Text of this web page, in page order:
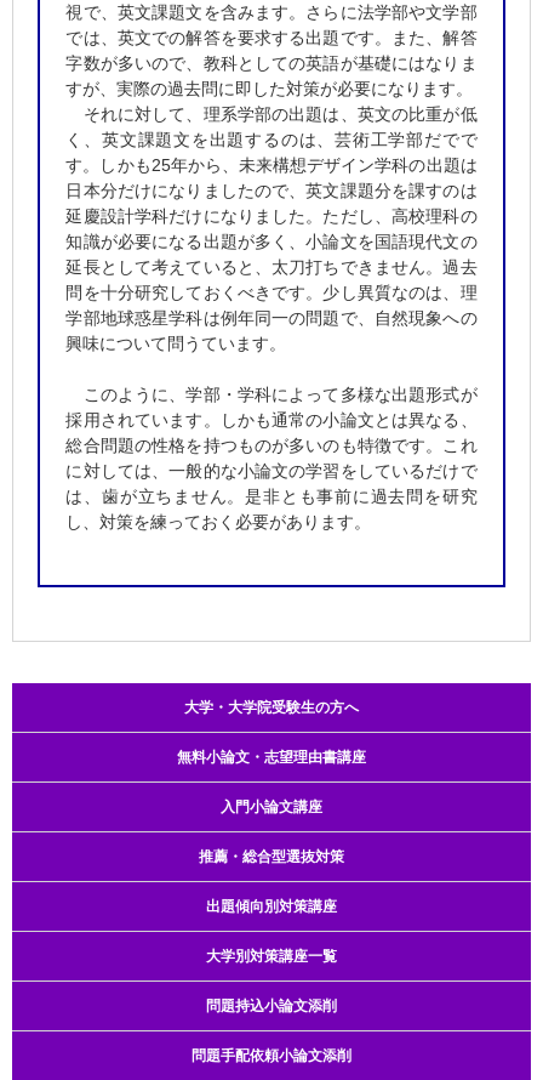
視で、英文課題文を含みます。さらに法学部や文学部
では、英文での解答を要求する出題です。また、解答
字数が多いので、教科としての英語が基礎にはなりま
すが、実際の過去問に即した対策が必要になります。
それに対して、理系学部の出題は、英文の比重が低
く、英文課題文を出題するのは、芸術工学部だでで
す。しかも25年から、未来構想デザイン学科の出題は
日本分だけになりましたので、英文課題分を課すのは
延慶設計学科だけになりました。ただし、高校理科の
知識が必要になる出題が多く、小論文を国語現代文の
延長として考えていると、太刀打ちできません。過去
問を十分研究しておくべきです。少し異質なのは、理
学部地球惑星学科は例年同一の問題で、自然現象への
興味について問うています。
このように、学部・学科によって多様な出題形式が
採用されています。しかも通常の小論文とは異なる、
総合問題の性格を持つものが多いのも特徴です。これ
に対しては、一般的な小論文の学習をしているだけで
は、歯が立ちません。是非とも事前に過去問を研究
し、対策を練っておく必要があります。
大学・大学院受験生の方へ
無料小論文・志望理由書講座
入門小論文講座
推薦・総合型選抜対策
出題傾向別対策講座
大学別対策講座一覧
問題持込小論文添削
問題手配依頼小論文添削